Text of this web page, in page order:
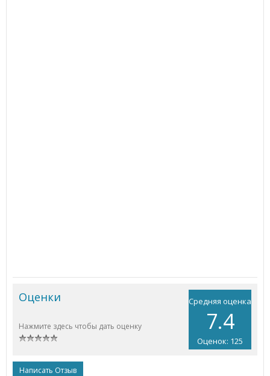
Средняя оценка
7.4
Оценок: 125
Оценки
Нажмите здесь чтобы дать оценку
Написать Отзыв